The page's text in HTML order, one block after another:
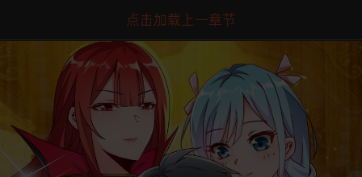
点击加载上一章节